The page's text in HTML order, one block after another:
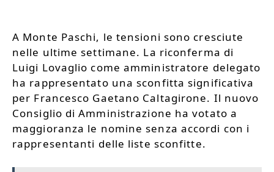
A Monte Paschi, le tensioni sono cresciute
nelle ultime settimane. La riconferma di
Luigi Lovaglio come amministratore delegato
ha rappresentato una sconfitta significativa
per Francesco Gaetano Caltagirone. Il nuovo
Consiglio di Amministrazione ha votato a
maggioranza le nomine senza accordi con i
rappresentanti delle liste sconfitte.